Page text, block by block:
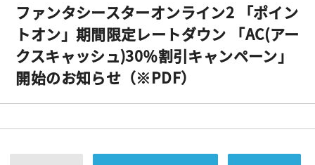
ファンタシースターオンライン2 「ポイン
トオン」期間限定レートダウン 「AC(アー
クスキャッシュ)30％割引キャンペーン」
開始のお知らせ（※PDF）